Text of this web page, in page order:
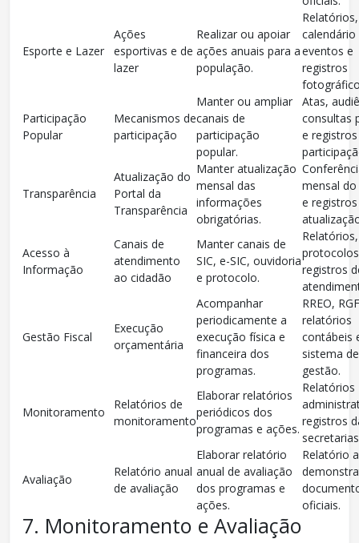
Esporte e Lazer
Ações
esportivas e de
lazer
Realizar ou apoiar
ações anuais para a
população.
Relatórios,
calendário
eventos e
registros
Participação
Popular
Mecanismos de
participação
Manter ou ampliar
canais de
participação
popular.
Atas,
consultas
e
Transparência
Atualização do
Portal da
Transparência
Manter atualização
mensal das
informações
obrigatórias.
mensal
e
Acesso à
Informação
Canais de
atendimento
ao cidadão
Manter canais de
SIC, e-SIC, ouvidoria
e protocolo.
Relatórios,
registros
Gestão Fiscal
Execução
orçamentária
Acompanhar
periodicamente a
execução física e
financeira dos
programas.
RREO,
relatórios
contábeis
sistema de
gestão.
Monitoramento
Relatórios de
monitoramento
Elaborar relatórios
periódicos dos
programas e ações.
Relatórios
registros
Avaliação
Relatório anual
de avaliação
Elaborar relatório
anual de avaliação
dos programas e
ações.
Relatório
oficiais.
7. Monitoramento e Avaliação